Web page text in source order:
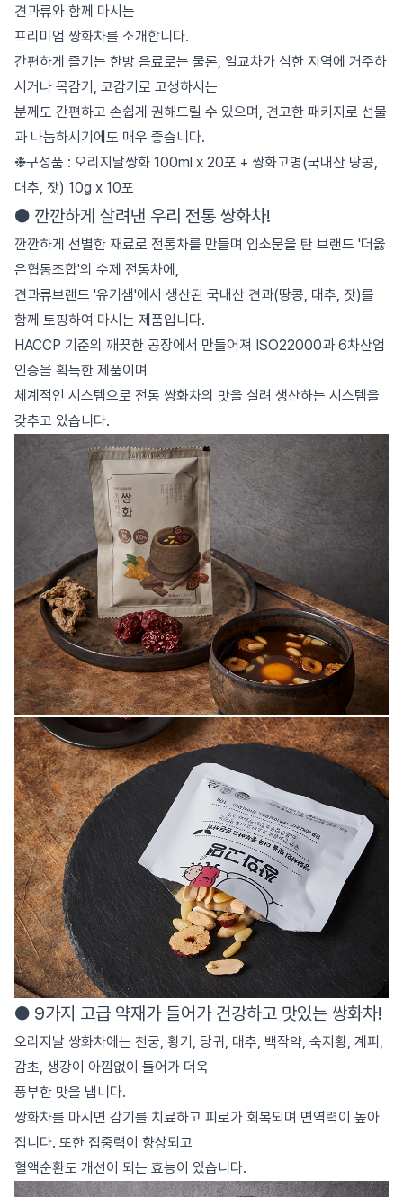
견과류와 함께 마시는
프리미엄 쌍화차를 소개합니다.
간편하게 즐기는 한방 음료로는 물론, 일교차가 심한 지역에 거주하
시거나 목감기, 코감기로 고생하시는
분께도 간편하고 손쉽게 권해드릴 수 있으며, 견고한 패키지로 선물
과 나눔하시기에도 매우 좋습니다.
❉구성품 : 오리지날쌍화 100ml x 20포 + 쌍화고명(국내산 땅콩,
대추, 잣) 10g x 10포
● 깐깐하게 살려낸 우리 전통 쌍화차!
깐깐하게 선별한 재료로 전통차를 만들며 입소문을 탄 브랜드 '더옳
은협동조합'의 수제 전통차에,
견과류브랜드 '유기샘'에서 생산된 국내산 견과(땅콩, 대추, 잣)를
함께 토핑하여 마시는 제품입니다.
HACCP 기준의 깨끗한 공장에서 만들어져 ISO22000과 6차산업
인증을 획득한 제품이며
체계적인 시스템으로 전통 쌍화차의 맛을 살려 생산하는 시스템을
갖추고 있습니다.
● 9가지 고급 약재가 들어가 건강하고 맛있는 쌍화차!
오리지날 쌍화차에는 천궁, 황기, 당귀, 대추, 백작약, 숙지황, 계피,
감초, 생강이 아낌없이 들어가 더욱
풍부한 맛을 냅니다.
쌍화차를 마시면 감기를 치료하고 피로가 회복되며 면역력이 높아
집니다. 또한 집중력이 향상되고
혈액순환도 개선이 되는 효능이 있습니다.